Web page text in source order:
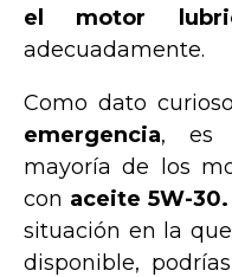
el motor
adecuadamente.
Como dato
emergencia, es
mayoría de los
con aceite 5W-30.
situación en la
disponible,